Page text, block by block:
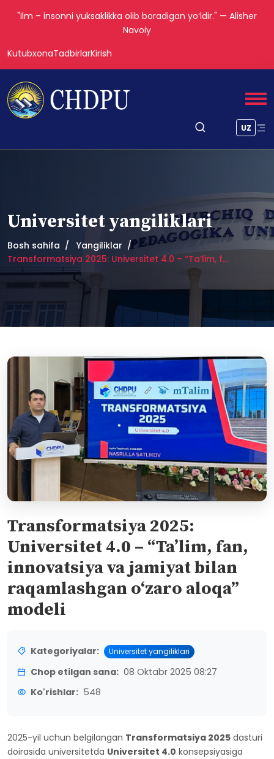
"Ilm – insonni yuksaklikka olib boradigan yoʻldir." — Alisher
Navoiy
KutubxonaTadbirlarKirish
UZ
Universitet yangiliklari
Bosh sahifa
Yangiliklar
Transformatsiya 2025: Universitet 4.0 – “Ta’lim, f...
Transformatsiya 2025:
Universitet 4.0 – “Ta’lim, fan,
innovatsiya va jamiyat bilan
raqamlashgan o‘zaro aloqa”
modeli
Kategoriyalar: Universitet yangiliklari
Chop etilgan sana: 08 Oktabr 2025 08:27
Ko'rishlar: 548
2025-yil uchun belgilangan Transformatsiya 2025 dasturi
doirasida universitetda Universitet 4.0 konsepsiyasiga